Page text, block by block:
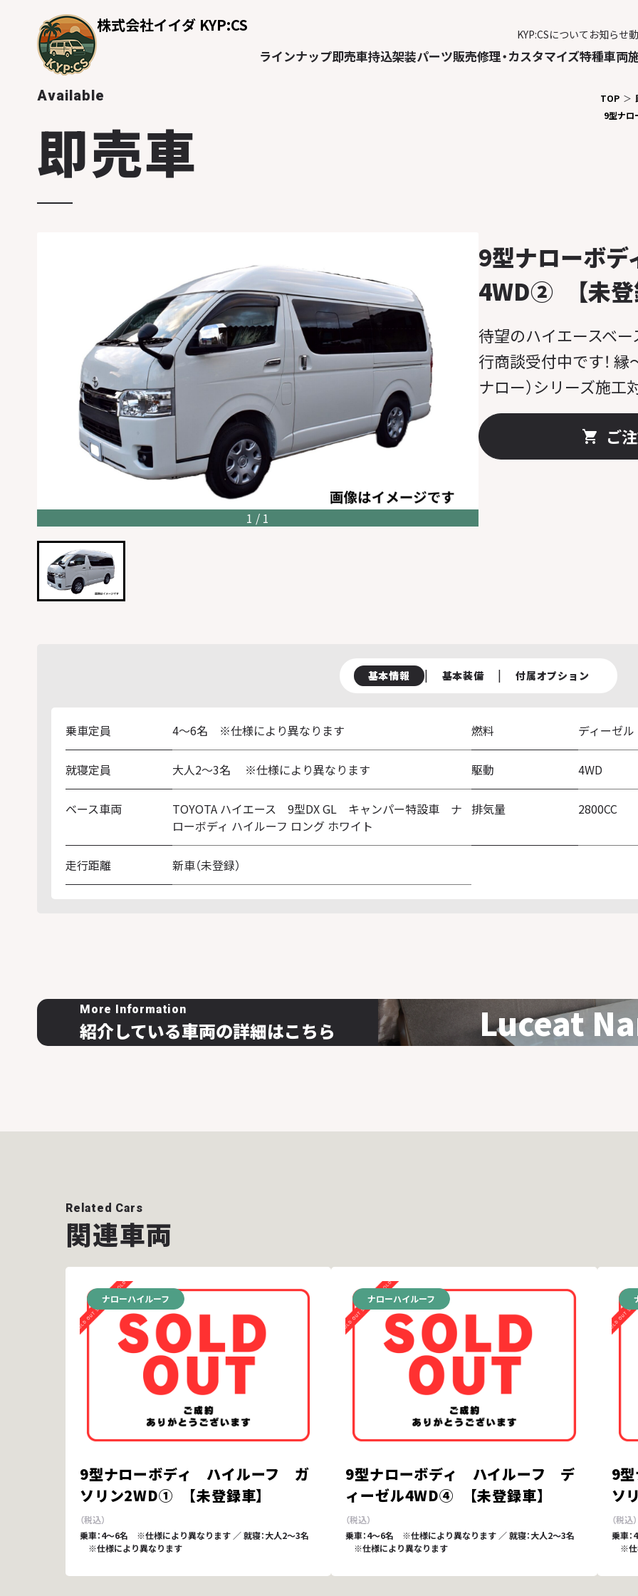
株式会社イイダ KYP:CS
ラインナップ即売車持込架装パーツ販売修理・カスタマイズ特種車両
KYP:CSについて お知らせ
Available TOP
9型ナ
即売車
1 / 1
9型ナローボ
4WD② 【未登
待望のハイエースベ
行商談受付中です！
ナロー）シリーズ施工
ご
基本情報 | 基本装備 | 付属オプション
乗車定員 4～6名 ※仕様により異なります
就寝定員 大人2～3名 ※仕様により異なります
ベース車両
TOYOTA ハイエース 9型DX GL キャンパー特設車 ナ
ローボディ ハイルーフ ロング ホワイト
燃料 ディーゼル
駆動 4WD
排気量 2800CC
走行距離 新車（未登録）
キャンパー特設車
リヤクーラー
助手席エアバック
パノラミックビューモニター
オートクルーズコントロール
8インチディスプレイオーディオ
リヤヒーター
Bi-Beam LEDヘッドランプ
デジタルインナーミラー
イージークローザー（スライドド
サイドバイザー（RVワイドタイプ）
寒冷地仕様3コート
More Information
紹介している車両の詳細はこちら Luceat
Related Cars
関連車両
ナローハイルーフ
9型ナローボディ ハイルーフ ガ
ソリン2WD① 【未登録車】
乗車：4～6名 ※仕様により異なります ／ 就寝：大人2～3名
※仕様により異なります
ナローハイルーフ
9型ナローボディ ハイルーフ デ
ィーゼル4WD④ 【未登録車】
乗車：4～6名 ※仕様により異なります ／ 就寝：大人2～3名
※仕様により異なります
9
ソ
乗車
※仕